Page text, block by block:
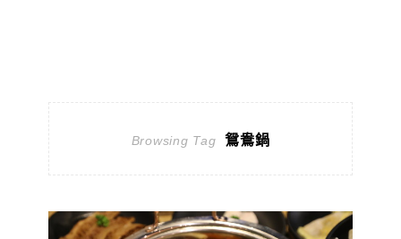
Browsing Tag 鴛鴦鍋